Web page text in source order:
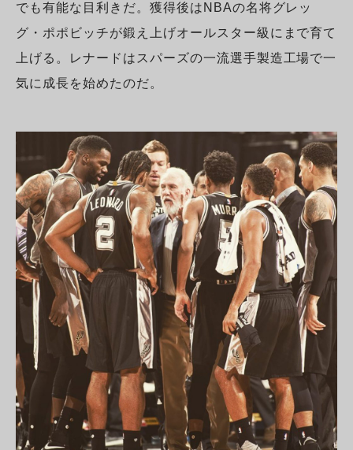
でも有能な目利きだ。獲得後はNBAの名将グレッ
グ・ポポビッチが鍛え上げオールスター級にまで育て
上げる。レナードはスパーズの一流選手製造工場で一
気に成長を始めたのだ。